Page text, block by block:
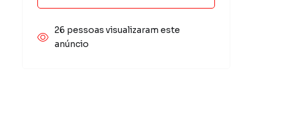
26 pessoas visualizaram este
anúncio